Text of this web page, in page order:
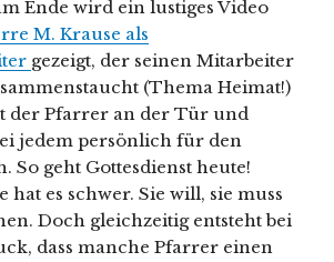
Ende wird ein lustiges Video
M. Krause als
gezeigt, der seinen Mitarbeiter
(Thema Heimat!)
der Pfarrer an der Tür und
jedem persönlich für den
So geht Gottesdienst heute!
hat es schwer. Sie will, sie muss
Doch gleichzeitig entsteht bei
dass manche Pfarrer einen